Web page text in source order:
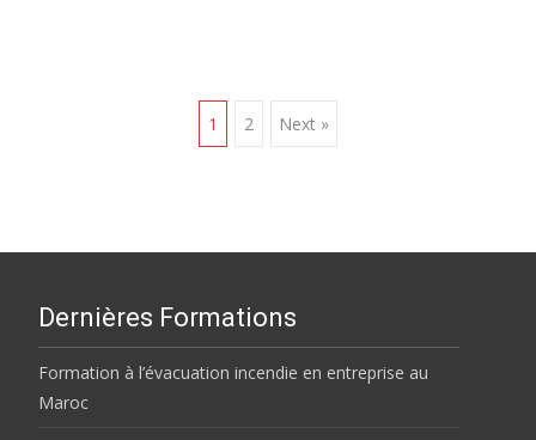
1 2 Next »
Dernières Formations
Formation à l’évacuation incendie en entreprise au
Maroc